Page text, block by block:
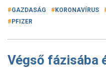
GAZDASÁG KORONAVÍRUS
PFIZER
Végső fázisába